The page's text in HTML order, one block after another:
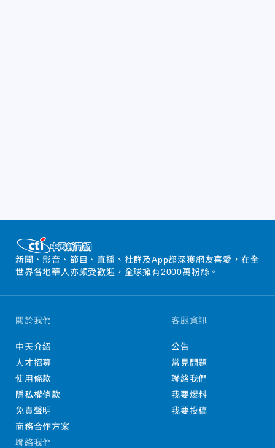
新聞、影音、節目、直播、社群及App都深獲網友喜愛，在全
世界各地華人亦頗受歡迎，全球擁有2000萬粉絲。
關於我們
中天介紹
人才招募
使用條款
隱私權條款
免責聲明
商務合作方案
客服資訊
公告
常見問題
聯絡我們
我要爆料
我要投稿
聯絡我們